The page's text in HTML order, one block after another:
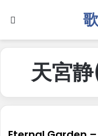
天宮